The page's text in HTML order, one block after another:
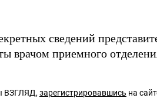
сведений
врачом приемного
ВЗГЛЯД, зарегистрировавшись на